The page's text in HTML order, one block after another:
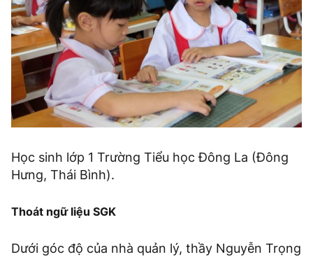
Học sinh lớp 1 Trường Tiểu học Đông La (Đông
Hưng, Thái Bình).
Thoát ngữ liệu SGK
Dưới góc độ của nhà quản lý, thầy Nguyễn Trọng